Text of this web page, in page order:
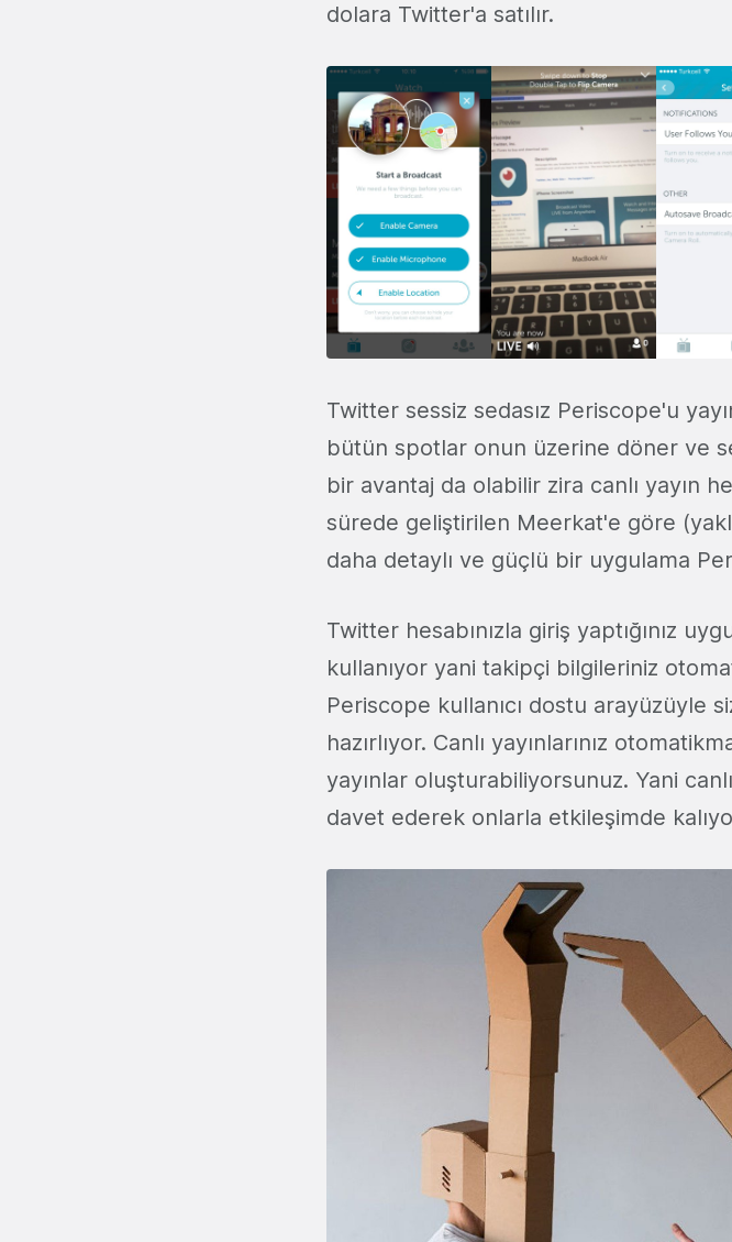
dolara Twitter'a satılır.
Twitter sessiz sedasız Periscope'u
bütün spotlar onun üzerine döner ve
bir avantaj da olabilir zira canlı yayın
sürede geliştirilen Meerkat'e göre
daha detaylı ve güçlü bir uygulama
Twitter hesabınızla giriş yaptığınız
kullanıyor yani takipçi bilgileriniz
Periscope kullanıcı dostu arayüzüyle
hazırlıyor. Canlı yayınlarınız
yayınlar oluşturabiliyorsunuz. Yani
davet ederek onlarla etkileşimde